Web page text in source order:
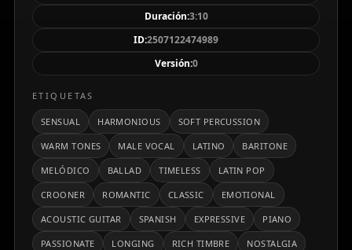
quienes buscan una experiencia musical profunda y
cautivadora en el género latino.
Duración:3:10
ID:2507122474989
Versión:0
ETIQUETAS
SENSUAL HARMONIOUS SOFT PERCUSSION
WARM TONES MALE VOCAL LATINO BARITONE
MELÓDICO BALLAD TIMELESS LATIN POP
CROONER ROMANTIC CLASSIC EMOTIONAL
ACOUSTIC GUITAR SPANISH EXPRESSIVE PIANO
PASSIONATE LONGING RICH TIMBRE NOSTALGIA